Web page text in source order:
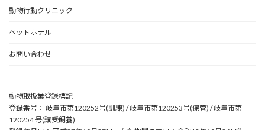
動物行動クリニック
ペットホテル
お問い合わせ
動物取扱業登録標記
登録番号： 岐阜市第120252号(訓練) / 岐阜市第120253号(保管) / 岐阜市第
120254 号(譲受飼養)